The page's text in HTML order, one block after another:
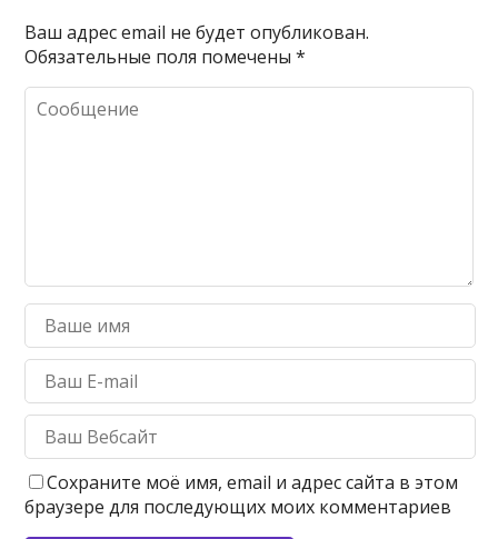
Ваш адрес email не будет опубликован.
Обязательные поля помечены*
Сохраните моё имя, email и адрес сайта в этом
браузере для последующих моих комментариев